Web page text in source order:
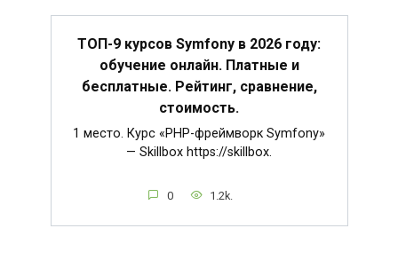
ТОП-9 курсов Symfony в 2026 году:
обучение онлайн. Платные и
бесплатные. Рейтинг, сравнение,
стоимость.
1 место. Курс «PHP-фреймворк Symfony»
— Skillbox https://skillbox.
0 1.2k.